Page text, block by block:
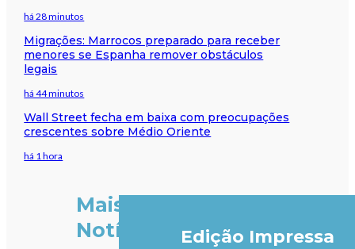
há 28 minutos
Migrações: Marrocos preparado para receber
menores se Espanha remover obstáculos
legais
há 44 minutos
Wall Street fecha em baixa com preocupações
crescentes sobre Médio Oriente
há 1 hora
Mais
Notícias
Edição Impressa